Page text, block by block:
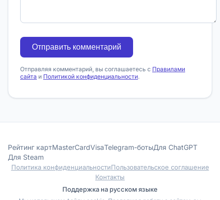
Отправить комментарий
Отправляя комментарий, вы соглашаетесь с Правилами
сайта и Политикой конфиденциальности.
Рейтинг картMasterCardVisaTelegram-ботыДля ChatGPT
Для Steam
Политика конфиденциальностиПользовательское соглашение
Контакты
Поддержка на русском языке